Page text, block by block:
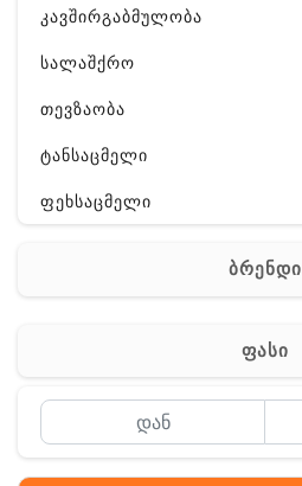
კავშირგაბმულობა
სალაშქრო
თევზაობა
ტანსაცმელი
ფეხსაცმელი
აქსესუარები
Off-Road
ბრენდი
ფასი